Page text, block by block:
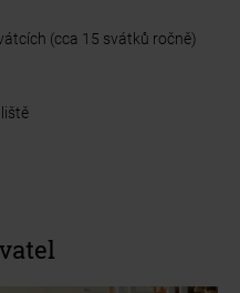
(cca 15 svátků ročně)